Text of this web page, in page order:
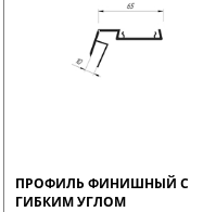
ПРОФИЛЬ ФИНИШНЫЙ С
ГИБКИМ УГЛОМ